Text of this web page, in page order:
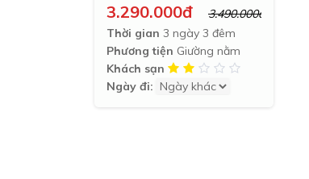
NGÀY 3 ĐÊM
3.290.000đ
3.490.000đ
Thời gian 3 ngày 3 đêm
Phương tiện Giường nằm
Khách sạn
Ngày đi: